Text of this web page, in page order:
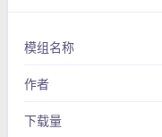
模组名称
作者
下载量